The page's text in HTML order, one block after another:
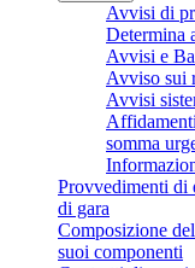
Avvisi di
Determina
Avvisi e
Avviso sui
Avvisi
somma
Provvedimenti di
di gara
Composizione
suoi componenti